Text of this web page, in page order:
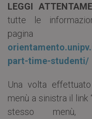
LEGGI
tutte le
part-time-studenti/
Una volta
menù a sinistra il link
stesso menù,